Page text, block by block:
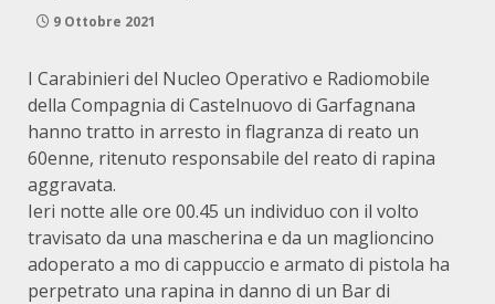
9 Ottobre 2021
I Carabinieri del Nucleo Operativo e Radiomobile
della Compagnia di Castelnuovo di Garfagnana
hanno tratto in arresto in flagranza di reato un
60enne, ritenuto responsabile del reato di rapina
aggravata.
Ieri notte alle ore 00.45 un individuo con il volto
travisato da una mascherina e da un maglioncino
adoperato a mo di cappuccio e armato di pistola ha
perpetrato una rapina in danno di un Bar di